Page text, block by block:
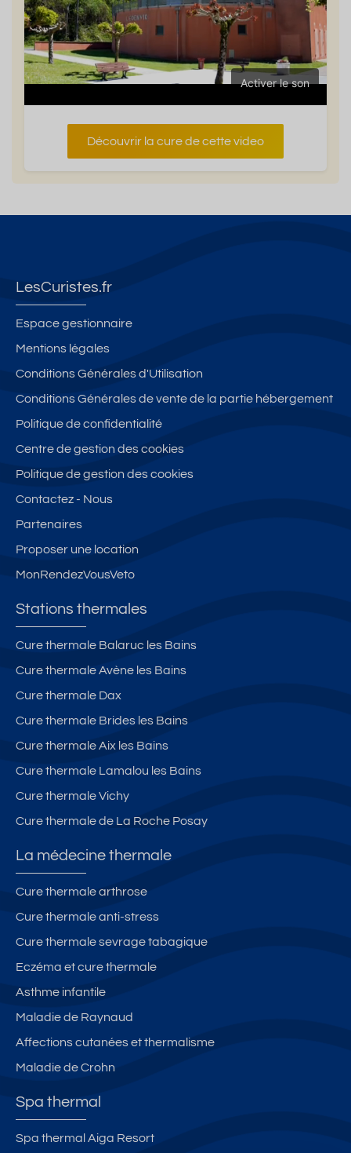
Activer le son
Découvrir la cure de cette video
LesCuristes.fr
Espace gestionnaire
Mentions légales
Conditions Générales d'Utilisation
Conditions Générales de vente de la partie hébergement
Politique de confidentialité
Centre de gestion des cookies
Politique de gestion des cookies
Contactez - Nous
Partenaires
Proposer une location
MonRendezVousVeto
Stations thermales
Cure thermale Balaruc les Bains
Cure thermale Avène les Bains
Cure thermale Dax
Cure thermale Brides les Bains
Cure thermale Aix les Bains
Cure thermale Lamalou les Bains
Cure thermale Vichy
Cure thermale de La Roche Posay
La médecine thermale
Cure thermale arthrose
Cure thermale anti-stress
Cure thermale sevrage tabagique
Eczéma et cure thermale
Asthme infantile
Maladie de Raynaud
Affections cutanées et thermalisme
Maladie de Crohn
Spa thermal
Spa thermal Aiga Resort